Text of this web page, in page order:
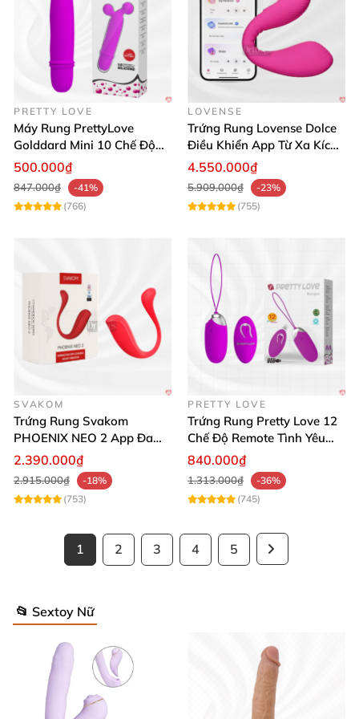
PRETTY LOVE
Máy Rung PrettyLove
Golddard Mini 10 Chế Độ
Kích Thích Cực Sướng
500.000₫
847.000₫
-41%
(766)
LOVENSE
Trứng Rung Lovense Dolce
Điều Khiển App Từ Xa Kích
Thích
4.550.000₫
5.909.000₫
-23%
(755)
SVAKOM
Trứng Rung Svakom
PHOENIX NEO 2 App Đa
Chức Năng Hấp Dẫn
2.390.000₫
2.915.000₫
-18%
(753)
PRETTY LOVE
Trứng Rung Pretty Love 12
Chế Độ Remote Tình Yêu
Kích Thích
840.000₫
1.313.000₫
-36%
(745)
1 2 3 4 5
📂 Sextoy Nữ